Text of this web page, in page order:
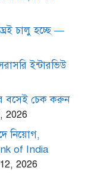
চালু হচ্ছে —
ইন্টারভিউ
বসেই চেক করুন
2026
নিয়োগ,
of India
2026